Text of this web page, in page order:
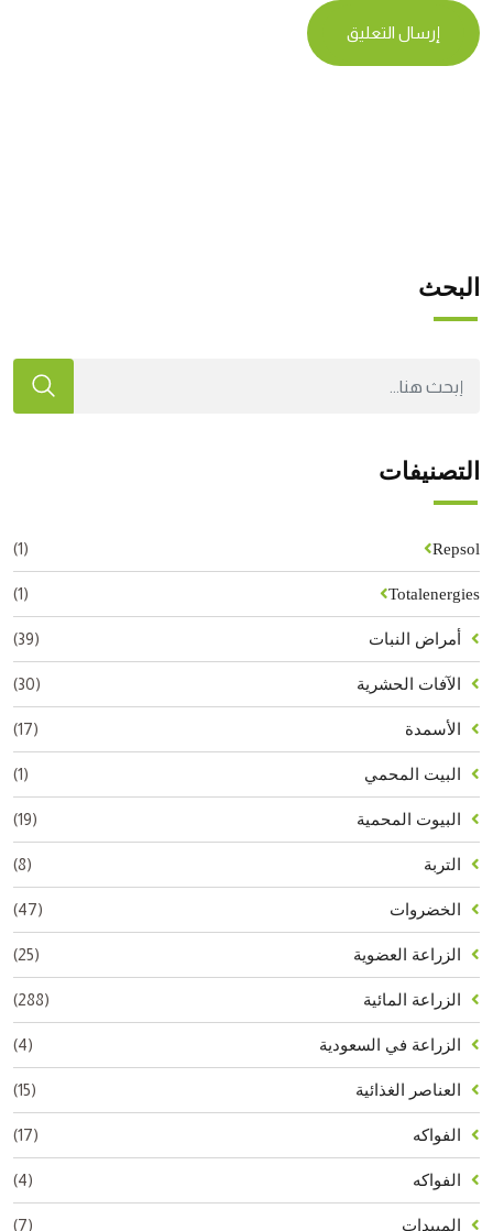
البحث
التصنيفات
Repsol
(1)
Totalenergies
(1)
أمراض النبات (39)
الآفات الحشرية (30)
الأسمدة (17)
البيت المحمي (1)
البيوت المحمية (19)
التربة (8)
الخضروات (47)
الزراعة العضوية (25)
الزراعة المائية (288)
الزراعة في السعودية (4)
العناصر الغذائية (15)
الفواكه (17)
الفواكه (4)
المبيدات (7)